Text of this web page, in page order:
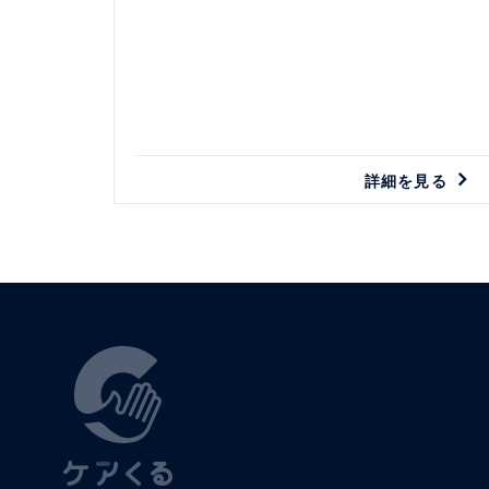
詳細を見る